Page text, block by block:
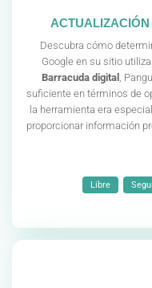
Descubra cómo
Google en su sitio
Barracuda digital ,
suficiente en términos de
la herramienta era
proporcionar información
Libre